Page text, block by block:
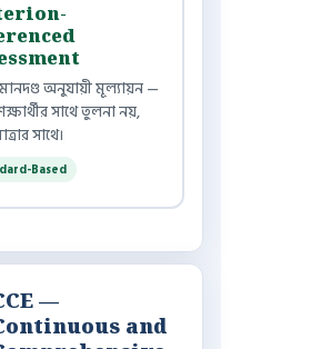
মানদণ্ড অনুযায়ী মূল্যায়ন —
সাথে তুলনা নয়,
সাথে।
Based
—
and